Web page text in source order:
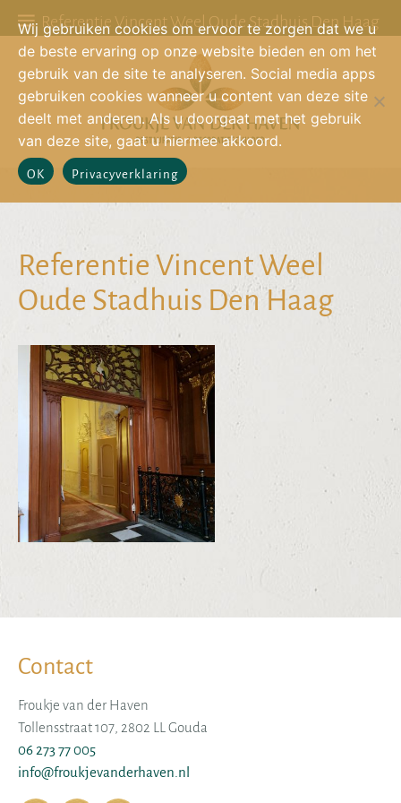
Referentie Vincent Weel Oude Stadhuis Den Haag
Referentie Vincent Weel
Oude Stadhuis Den Haag
Contact
Froukje van der Haven
Tollensstraat 107, 2802 LL Gouda
06 273 77 005
info@froukjevanderhaven.nl
Wij gebruiken cookies om ervoor te zorgen dat we u
de beste ervaring op onze website bieden en om het
gebruik van de site te analyseren. Social media apps
gebruiken cookies wanneer u content van deze site
deelt met anderen. Als u doorgaat met het gebruik
van deze site, gaat u hiermee akkoord.
OK Privacyverklaring